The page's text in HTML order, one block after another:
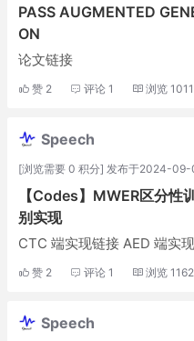
PASS AUGMENTED
ON
论文链接
赞 2 评论 1 浏览 1011
Speech
[浏览需要 0 积分] 发布于2024-09-
【Codes】MWER区分性
别实现
CTC 端实现链接 AED 端实
赞 2 评论 1 浏览 1162
Speech